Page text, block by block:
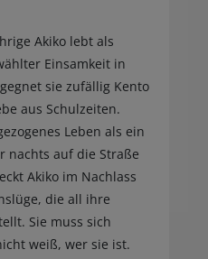
Akiko lebt als
Einsamkeit in
sie zufällig Kento
aus Schulzeiten.
Leben als ein
nachts auf die Straße
Akiko im Nachlass
die all ihre
Sie muss sich
weiß, wer sie ist.